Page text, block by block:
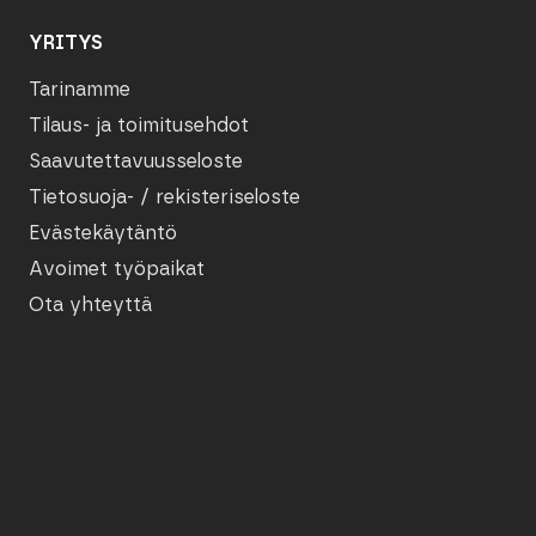
YRITYS
Tarinamme
Tilaus- ja toimitusehdot
Saavutettavuusseloste
Tietosuoja- / rekisteriseloste
Evästekäytäntö
Avoimet työpaikat
Ota yhteyttä